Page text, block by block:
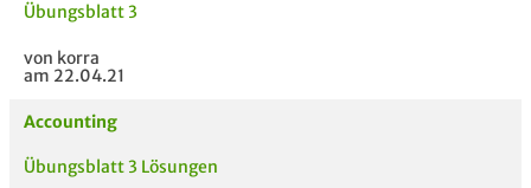
Übungsblatt 3
von korra
am 22.04.21
Accounting
Übungsblatt 3 Lösungen